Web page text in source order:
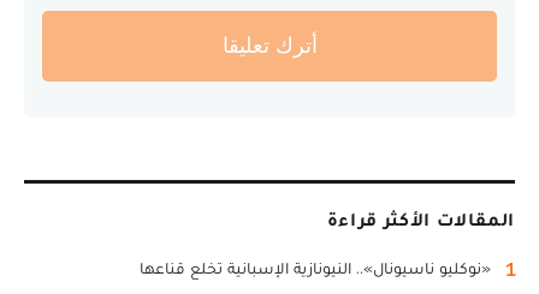
أترك تعليقا
المقالات الأكثر قراءة
1 «نوكليو ناسيونال».. النيونازية الإسبانية تخلع قناعها